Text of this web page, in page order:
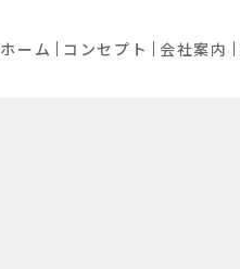
ホーム コンセプト 会社案内